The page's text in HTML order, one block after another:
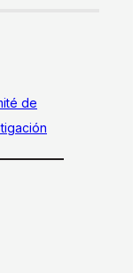
de